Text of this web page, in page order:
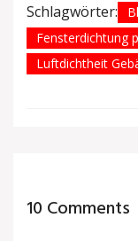
Schlagwörter:
Fensterdichtung
Luftdichtheit
10 Comments